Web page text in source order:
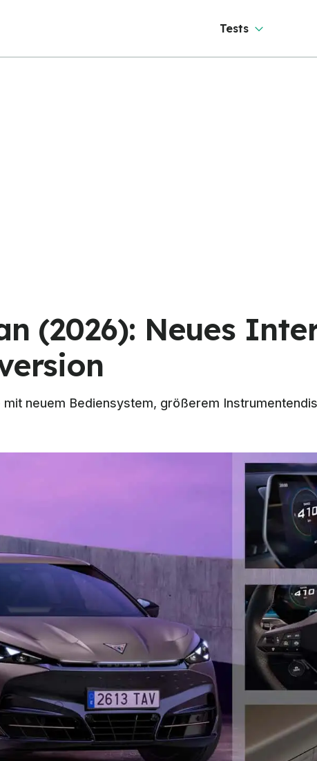
Tests
(2026): Neues
neuem Bediensystem, größerem